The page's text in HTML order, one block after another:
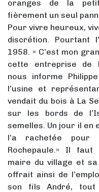
oranges de la
fièrement un seul
Pour vivre heureux,
discrétion. Pourtant
1958. « C’est mon
cette entreprise de
nous informe
l’usine et
vendait du bois à La
sur les bords de
semelles. Un jour il en
l’a rachetée
Rochepaule.» Il faut
maire du village et
offrait ainsi de
son fils André,